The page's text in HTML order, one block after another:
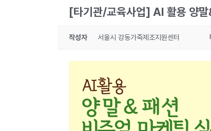
[타기관/교육사업] AI 활용 양말
작성자 서울시 강동가죽제조지원센터